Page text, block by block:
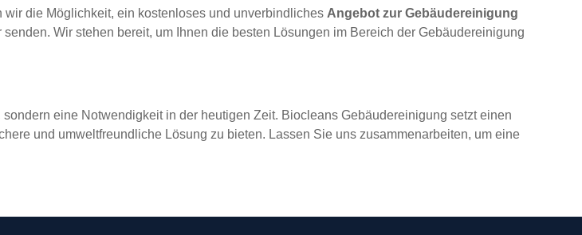
die Möglichkeit, ein kostenloses und unverbindliches Angebot zur Gebäudereinigung
Wir stehen bereit, um Ihnen die besten Lösungen im Bereich der Gebäudereinigung
eine Notwendigkeit in der heutigen Zeit. Biocleans Gebäudereinigung setzt einen
und umweltfreundliche Lösung zu bieten. Lassen Sie uns zusammenarbeiten, um eine